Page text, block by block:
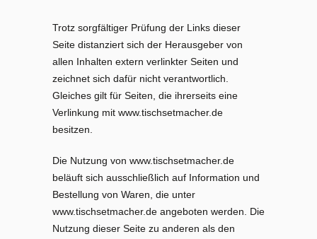
Trotz sorgfältiger Prüfung der Links dieser
Seite distanziert sich der Herausgeber von
allen Inhalten extern verlinkter Seiten und
zeichnet sich dafür nicht verantwortlich.
Gleiches gilt für Seiten, die ihrerseits eine
Verlinkung mit www.tischsetmacher.de
besitzen.
Die Nutzung von www.tischsetmacher.de
beläuft sich ausschließlich auf Information und
Bestellung von Waren, die unter
www.tischsetmacher.de angeboten werden. Die
Nutzung dieser Seite zu anderen als den